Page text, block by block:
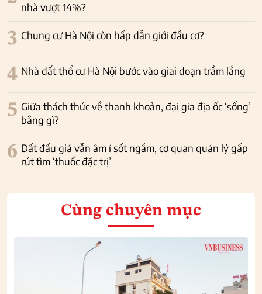
nhà vượt 14%?
3 Chung cư Hà Nội còn hấp dẫn giới đầu cơ?
4 Nhà đất thổ cư Hà Nội bước vào giai đoạn trầm lắng
5 Giữa thách thức về thanh khoản, đại gia địa ốc ‘sống’
bằng gì?
6 Đất đấu giá vẫn âm ỉ sốt ngầm, cơ quan quản lý gấp
rút tìm ‘thuốc đặc trị’
Cùng chuyên mục